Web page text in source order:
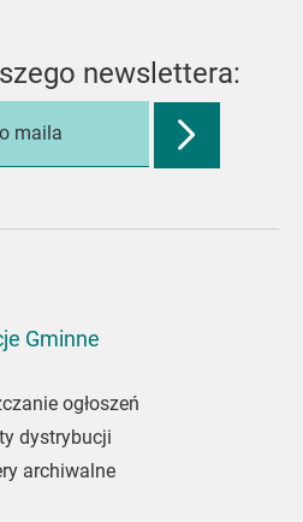
newslettera:
Gminne
ogłoszeń
dystrybucji
archiwalne